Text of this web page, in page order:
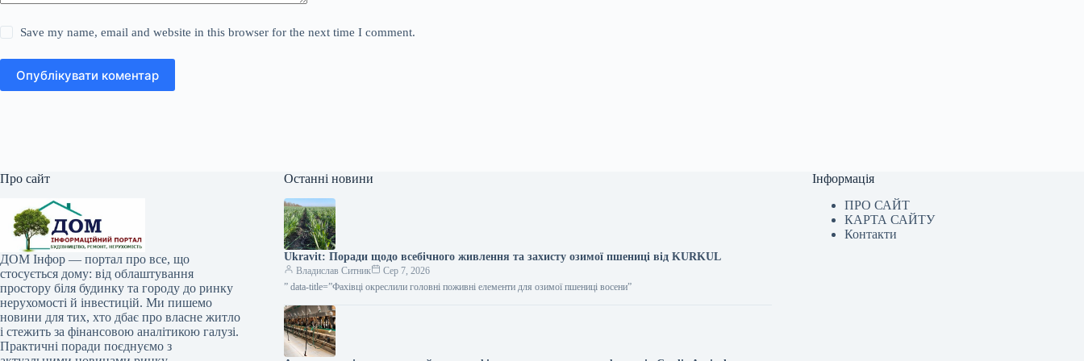
Save my name, email and website in this browser for the next time I comment.
Опублікувати коментар
Про сайт
ДОМ Інфор — портал про все, що
стосується дому: від облаштування
простору біля будинку та городу до ринку
нерухомості й інвестицій. Ми пишемо
новини для тих, хто дбає про власне житло
і стежить за фінансовою аналітикою галузі.
Практичні поради поєднуємо з
Останні новини
Ukravit: Поради щодо всебічного живлення та захисту озимої пшениці від KURKUL
Владислав Ситник
Сер 7, 2026
” data-title=”Фахівці окреслили головні поживні елементи для озимої пшениці восени”
Інформація
ПРО САЙТ
КАРТА САЙТУ
Контакти